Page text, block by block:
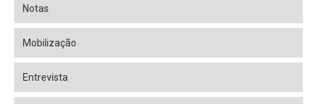
Notas
Mobilização
Entrevista